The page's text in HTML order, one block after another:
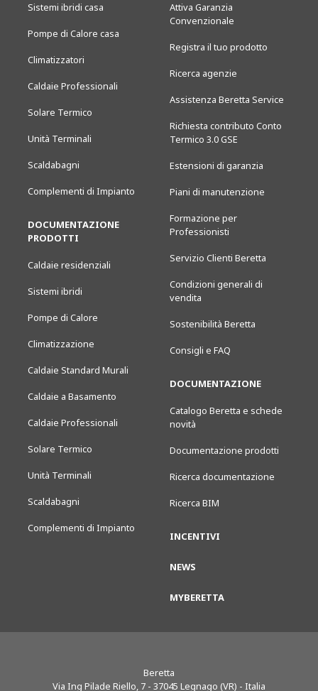
Sistemi ibridi casa
Pompe di Calore casa
Climatizzatori
Caldaie Professionali
Solare Termico
Unità Terminali
Scaldabagni
Complementi di Impianto
DOCUMENTAZIONE
PRODOTTI
Caldaie residenziali
Sistemi ibridi
Pompe di Calore
Climatizzazione
Caldaie Standard Murali
Caldaie a Basamento
Caldaie Professionali
Solare Termico
Unità Terminali
Scaldabagni
Complementi di Impianto
Attiva Garanzia
Convenzionale
Registra il tuo prodotto
Ricerca agenzie
Assistenza Beretta Service
Richiesta contributo Conto
Termico 3.0 GSE
Estensioni di garanzia
Piani di manutenzione
Formazione per
Professionisti
Servizio Clienti Beretta
Condizioni generali di
vendita
Sostenibilità Beretta
Consigli e FAQ
DOCUMENTAZIONE
Catalogo Beretta e schede
novità
Documentazione prodotti
Ricerca documentazione
Ricerca BIM
INCENTIVI
NEWS
MYBERETTA
Beretta
Via Ing Pilade Riello, 7 - 37045 Legnago (VR) - Italia